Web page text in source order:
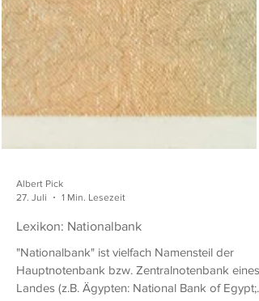
27. Juli
1 Min. Lesezeit
Lexikon: Nationalbank
"Nationalbank" ist vielfach Namensteil der